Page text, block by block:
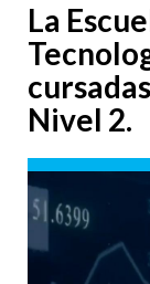
La
Nivel 2.